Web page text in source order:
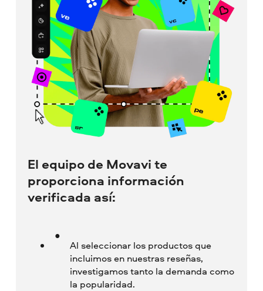
El equipo de Movavi te
proporciona información
verificada así:
Al seleccionar los productos que
incluimos en nuestras reseñas,
investigamos tanto la demanda como
la popularidad.